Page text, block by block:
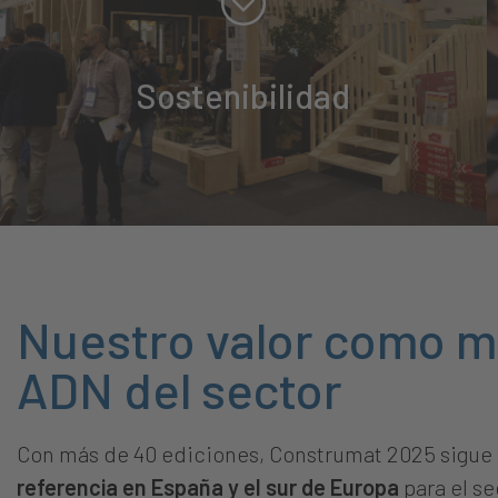
Sostenibilidad
Abrazamos la sostenibilidad en todas sus dimensiones:
desde el uso de materiales ecoeficientes hasta soluciones
innovadoras para reducir el impacto ambiental. Apostamos
por la proximidad, la accesibilidad y la eficiencia, ofreciendo
un espacio donde se presentan alternativas concretas para
una construcción más sostenible y responsable.
Nuestro valor como
ADN del sector
Con más de 40 ediciones, Construmat 2025
referencia en España y el sur de Europa para el